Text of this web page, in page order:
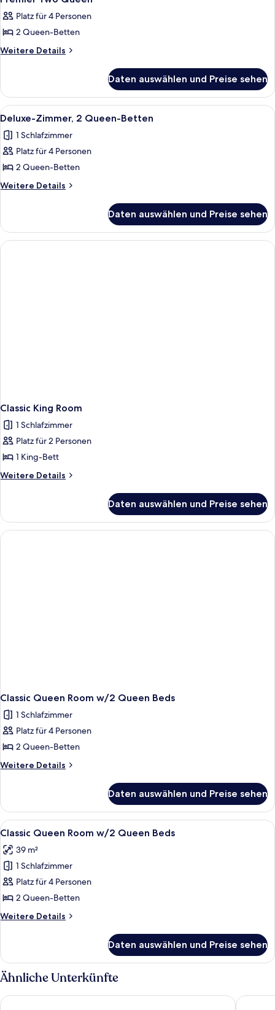
Fotos
für
Premier
Two
Platz für 4 Personen
2 Queen-Betten
Weitere Details
Weitere
Two
Queen
Daten auswählen und Preise sehen
Alle
Fotos
für
Deluxe-
Zimmer,
2 Queen-
Ein Hotelzimmer mit zwei Betten,
5
Deluxe-Zimmer, 2 Queen-Betten
1 Schlafzimmer
Platz für 4 Personen
2 Queen-Betten
Weitere Details
Weitere
Zimmer,
2 Queen-
Betten
Daten auswählen und Preise sehen
Classic King Room
1 Schlafzimmer
Platz für 2 Personen
1 King-Bett
Weitere Details
Weitere
King
Room
Daten auswählen und Preise sehen
Classic Queen Room w/2 Queen Beds
1 Schlafzimmer
Platz für 4 Personen
2 Queen-Betten
Weitere Details
Weitere
Queen
Room
w/2
Beds
Daten auswählen und Preise sehen
Alle
Fotos
für
Classic
Queen
Room
w/2
Queen
anzeigen
Ein Hotelzimmer mit zwei Betten,
5
Classic Queen Room w/2 Queen Beds
39 m²
1 Schlafzimmer
Platz für 4 Personen
2 Queen-Betten
Weitere Details
Weitere
Queen
Room
w/2
Queen
Beds
Daten auswählen und Preise sehen
Ähnliche Unterkünfte
Golden Nugget Hotel & Casino Lake Tahoe